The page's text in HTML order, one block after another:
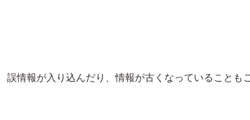
情報が入り込んだり、情報が古くなっていることも